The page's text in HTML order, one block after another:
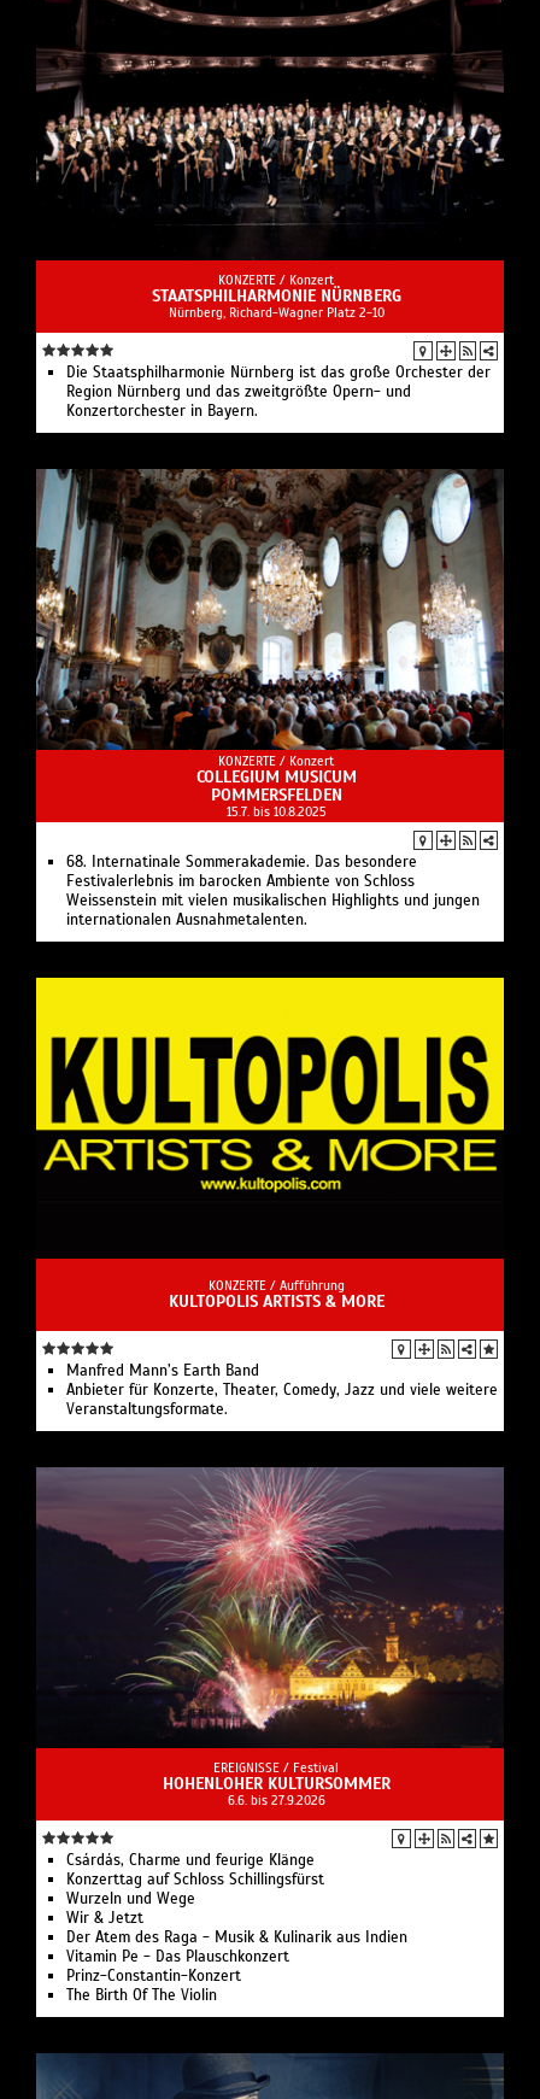
KONZERTE / Konzert
STAATS­PHIL­HAR­MO­NIE NÜRNBERG
Nürnberg, Richard-Wagner Platz 2-10
Die Staatsphilharmonie Nürnberg ist das große Orchester der
Region Nürnberg und das zweitgrößte Opern- und
Konzertorchester in Bayern.
KONZERTE / Konzert
COLLEGIUM MUSICUM
POMMERSFELDEN
15.7. bis 10.8.2025
68. Internatinale Sommerakademie. Das besondere
Festivalerlebnis im barocken Ambiente von Schloss
Weissenstein mit vielen musikalischen Highlights und jungen
internationalen Ausnahmetalenten.
KONZERTE / Aufführung
KULTOPOLIS ARTISTS & MORE
Manfred Mann’s Earth Band
Anbieter für Konzerte, Theater, Comedy, Jazz und viele weitere
Veranstaltungsformate.
EREIGNISSE / Festival
HOHENLOHER KULTURSOMMER
6.6. bis 27.9.2026
Csárdás, Charme und feurige Klänge
Konzerttag auf Schloss Schillingsfürst
Wurzeln und Wege
Wir & Jetzt
Der Atem des Raga - Musik & Kulinarik aus Indien
Vitamin Pe - Das Plauschkonzert
Prinz-Constantin-Konzert
The Birth Of The Violin